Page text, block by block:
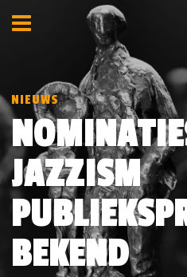
NIEUWS
JAZZISM
BEKEND